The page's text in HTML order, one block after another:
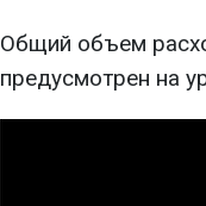
Общий объем
предусмотрен на